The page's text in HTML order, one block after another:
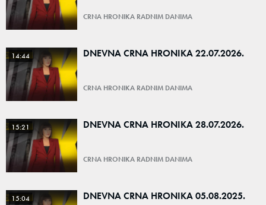
CRNA HRONIKA RADNIM DANIMA
14:44 DNEVNA CRNA HRONIKA 22.07.2026.
CRNA HRONIKA RADNIM DANIMA
15:21 DNEVNA CRNA HRONIKA 28.07.2026.
CRNA HRONIKA RADNIM DANIMA
15:04 DNEVNA CRNA HRONIKA 05.08.2025.